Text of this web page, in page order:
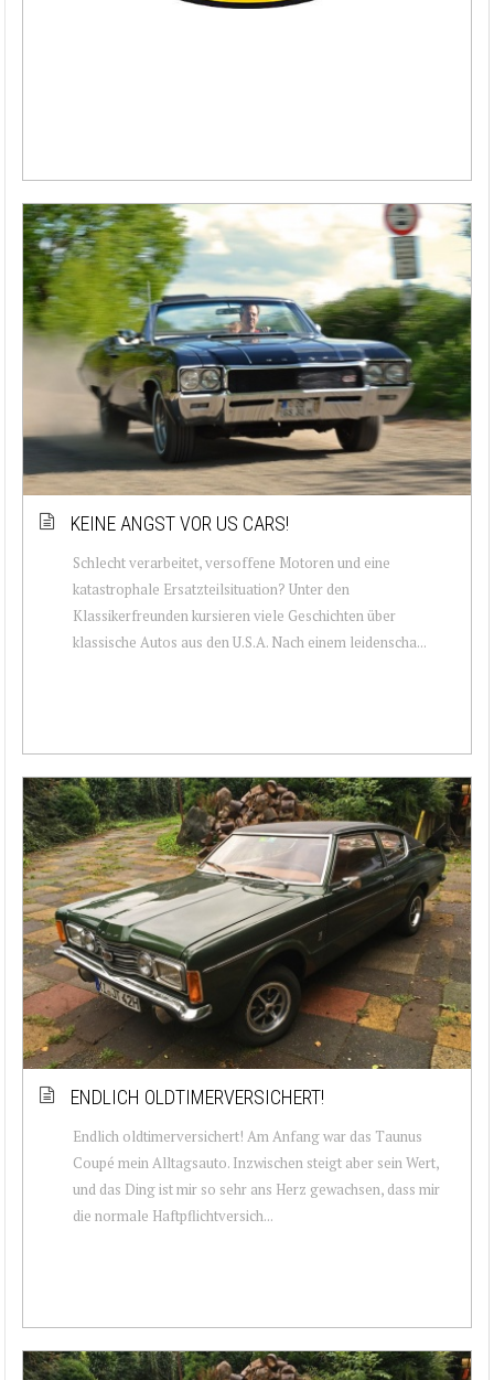
KEINE ANGST VOR US CARS!
Schlecht verarbeitet, versoffene Motoren und eine
katastrophale Ersatzteilsituation? Unter den
Klassikerfreunden kursieren viele Geschichten über
klassische Autos aus den U.S.A. Nach einem leidenscha...
ENDLICH OLDTIMERVERSICHERT!
Endlich oldtimerversichert! Am Anfang war das Taunus
Coupé mein Alltagsauto. Inzwischen steigt aber sein Wert,
und das Ding ist mir so sehr ans Herz gewachsen, dass mir
die normale Haftpflichtversich...